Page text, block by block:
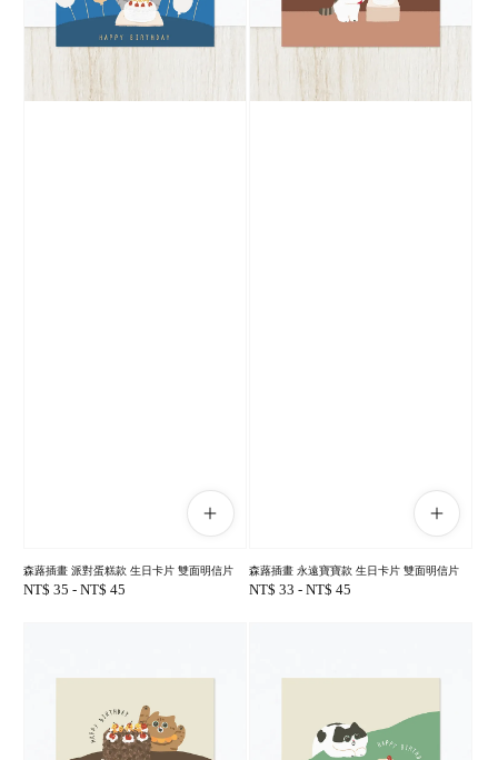
森蕗插畫 派對蛋糕款 生日卡片 雙面明信片
Regular
NT$ 35 - NT$ 45
森蕗插畫 永遠寶寶款 生日卡片 雙面明信片
Regular
NT$ 33 - NT$ 45